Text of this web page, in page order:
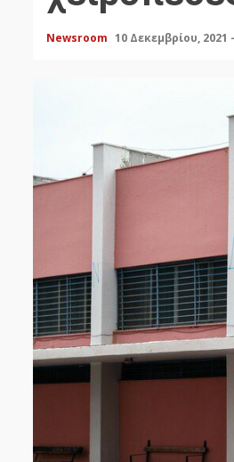
Newsroom 10 Δεκεμβρίου, 2021